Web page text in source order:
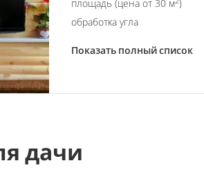
площадь (цена от 30 м )
обработка угла
Показать полный список
дачи